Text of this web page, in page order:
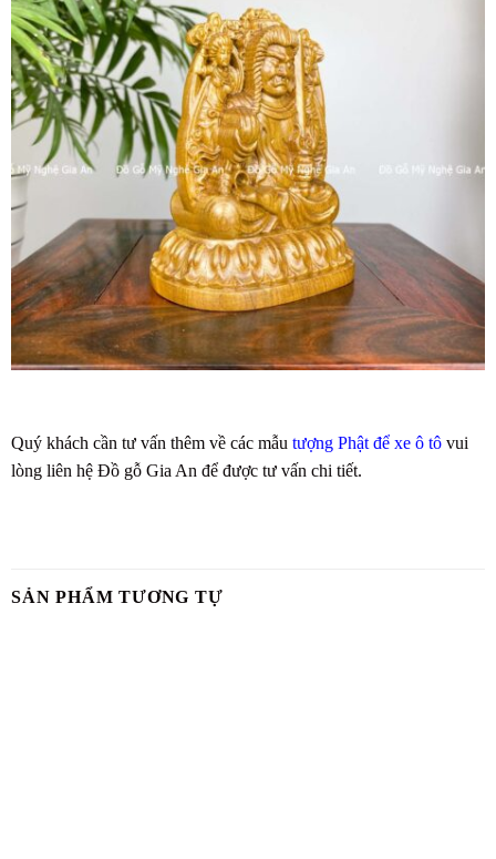
Quý khách cần tư vấn thêm về các mẫu tượng Phật để xe ô tô vui
lòng liên hệ Đồ gỗ Gia An để được tư vấn chi tiết.
SẢN PHẨM TƯƠNG TỰ